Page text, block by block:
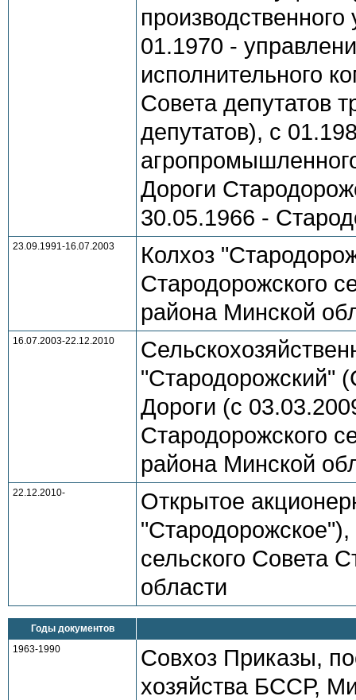
01.1970 -
исполнительного
Совета депутатов
депутатов), с
Дороги
30.05.1966 -
23.09.1991-16.07.2003
Колхоз
Стародорожского
района Минской
16.07.2003-22.12.2010
"Стародорожский"
Дороги (с
Стародорожского
района Минской
22.12.2010-
Открытое
сельского Совета
области
Годы документов
1963-1990
Совхоз Приказы,
хозяйства БССР,